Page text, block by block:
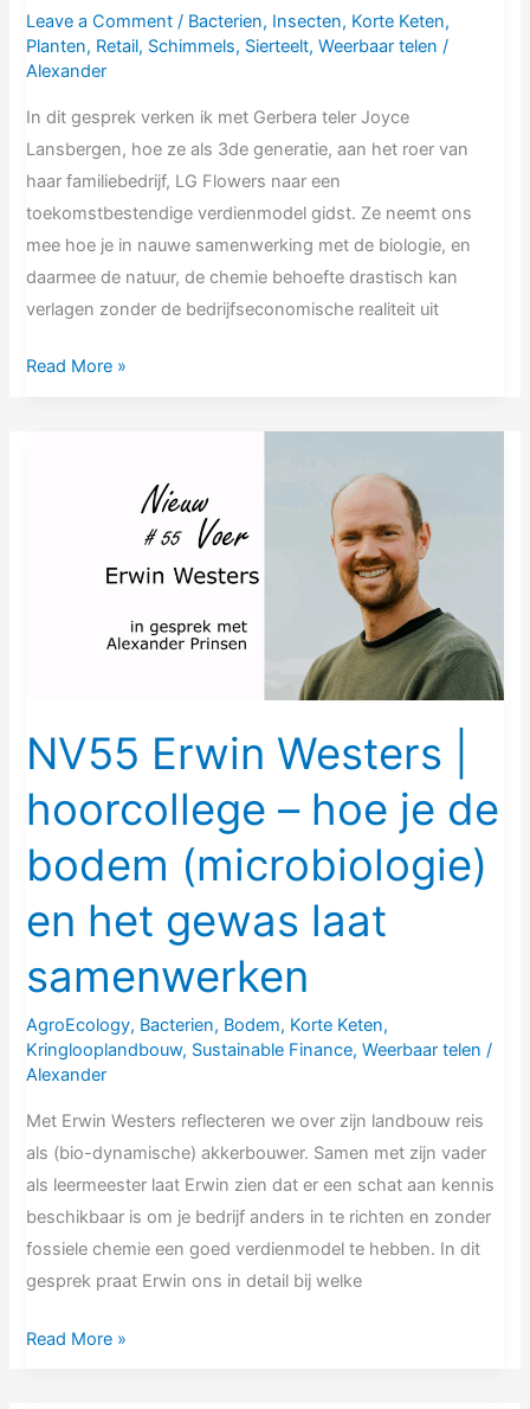
Leave a Comment / Bacterien, Insecten, Korte Keten,
Planten, Retail, Schimmels, Sierteelt,Weerbaar telen /
Alexander
In dit gesprek verken ik met Gerbera teler Joyce
Lansbergen, hoe ze als 3de generatie, aan het roer van
haar familiebedrijf, LG Flowers naar een
toekomstbestendige verdienmodel gidst. Ze neemt ons
mee hoe je in nauwe samenwerking met de biologie, en
daarmee de natuur, de chemie behoefte drastisch kan
verlagen zonder de bedrijfseconomische realiteit uit
Read More »
NV55 Erwin Westers |
hoorcollege – hoe je de
bodem (microbiologie)
en het gewas laat
samenwerken
AgroEcology, Bacterien, Bodem, Korte Keten,
Kringlooplandbouw, Sustainable Finance,Weerbaar telen /
Alexander
Met Erwin Westers reflecteren we over zijn landbouw reis
als (bio-dynamische) akkerbouwer. Samen met zijn vader
als leermeester laat Erwin zien dat er een schat aan kennis
beschikbaar is om je bedrijf anders in te richten en zonder
fossiele chemie een goed verdienmodel te hebben. In dit
gesprek praat Erwin ons in detail bij welke
hoorcollege
bodem
(microbiologie)
en
het
gewas
samenwerken
Read More »